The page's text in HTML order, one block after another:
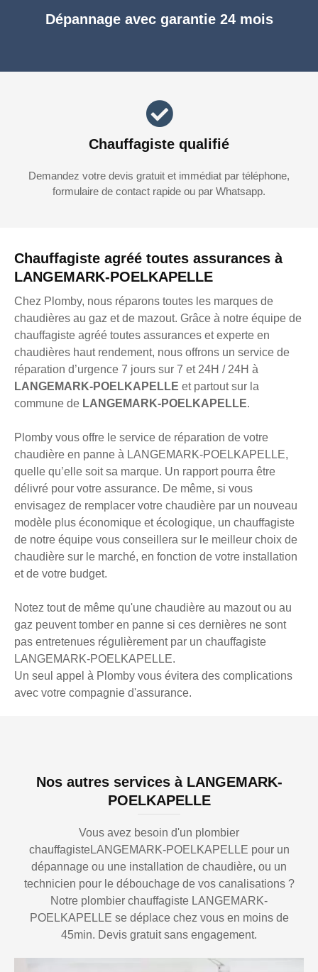
Chauffagiste agréé toutes assurances à
LANGEMARK-POELKAPELLE
Chez Plomby, nous réparons toutes les marques de
chaudières au gaz et de mazout. Grâce à notre équipe de
chauffagiste agréé toutes assurances et experte en
chaudières haut rendement, nous offrons un service de
réparation d’urgence 7 jours sur 7 et 24H / 24H à
LANGEMARK-POELKAPELLE et partout sur la
commune de LANGEMARK-POELKAPELLE.
Plomby vous offre le service de réparation de votre
chaudière en panne à LANGEMARK-POELKAPELLE,
quelle qu’elle soit sa marque. Un rapport pourra être
délivré pour votre assurance. De même, si vous
envisagez de remplacer votre chaudière par un nouveau
modèle plus économique et écologique, un chauffagiste
de notre équipe vous conseillera sur le meilleur choix de
chaudière sur le marché, en fonction de votre installation
et de votre budget.
Notez tout de même qu'une chaudière au mazout ou au
gaz peuvent tomber en panne si ces dernières ne sont
pas entretenues régulièrement par un chauffagiste
LANGEMARK-POELKAPELLE.
Un seul appel à Plomby vous évitera des complications
avec votre compagnie d'assurance.
Dépannage avec garantie 24 mois
Chauffagiste qualifié
Demandez votre devis gratuit et immédiat par téléphone,
formulaire de contact rapide ou par Whatsapp.
Nos autres services à LANGEMARK-
POELKAPELLE
Vous avez besoin d'un plombier
chauffagisteLANGEMARK-POELKAPELLE pour un
dépannage ou une installation de chaudière, ou un
technicien pour le débouchage de vos canalisations ?
Notre plombier chauffagiste LANGEMARK-
POELKAPELLE se déplace chez vous en moins de
45min. Devis gratuit sans engagement.